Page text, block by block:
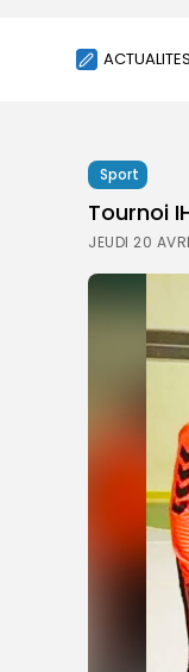
ACTUALITES
SOCIÉTÉ
ÉCONOMIE
CULTURE
Sport
Tournoi
JEUDI 20